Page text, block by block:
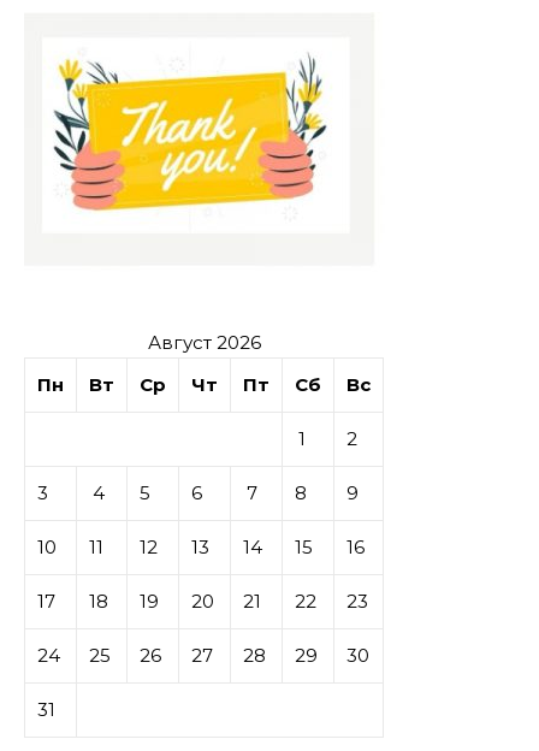
Август 2026
Пн
Вт Ср Чт Пт Сб Вс
1 2
3 4 5 6 7 8 9
10 11 12 13 14 15 16
17 18 19 20 21 22 23
24 25 26 27 28 29 30
31